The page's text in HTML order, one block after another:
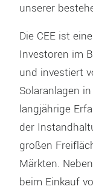
unserer
Die CEE ist
Investoren im
und investiert
Solaranlagen
langjährige
der
großen
Märkten.
beim Einkauf